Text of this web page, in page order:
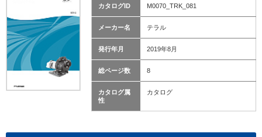
カタログID M0070_TRK_081
メーカー名 テラル
発行年月 2019年8月
総ページ数 8
カタログ属
性
カタログ